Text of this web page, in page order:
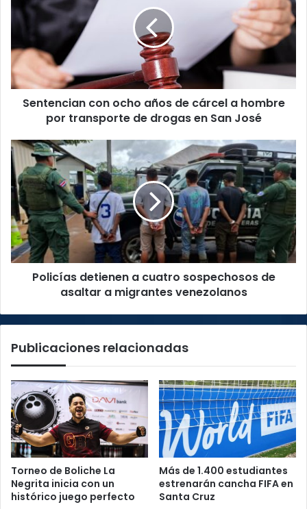
años
cárcel
hombre
por
transporte
en
San
José
Sentencian con ocho años de cárcel a hombre
por transporte de drogas en San José
Policías
detienen
a
cuatro
sospechosos
de
asaltar
a
migrantes
venezolanos
Policías detienen a cuatro sospechosos de
asaltar a migrantes venezolanos
Publicaciones relacionadas
Torneo de Boliche La
Negrita inicia con un
histórico juego perfecto
Más de 1.400 estudiantes
estrenarán cancha FIFA en
Santa Cruz